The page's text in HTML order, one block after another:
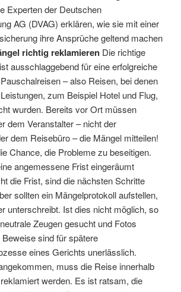
Experten der Deutschen
AG (DVAG) erklären, wie sie mit einer
ihre Ansprüche geltend machen
richtig reklamieren Die richtige
ausschlaggebend für eine erfolgreiche
– also Reisen, bei denen
zum Beispiel Hotel und Flug,
wurden. Bereits vor Ort müssen
dem Veranstalter – nicht der
dem Reisebüro – die Mängel mitteilen!
Chance, die Probleme zu beseitigen.
angemessene Frist eingeräumt
die Frist, sind die nächsten Schritte
sollten ein Mängelprotokoll aufstellen,
unterschreibt. Ist dies nicht möglich, so
Zeugen gesucht und Fotos
sind für spätere
eines Gerichts unerlässlich.
muss die Reise innerhalb
werden. Es ist ratsam, die